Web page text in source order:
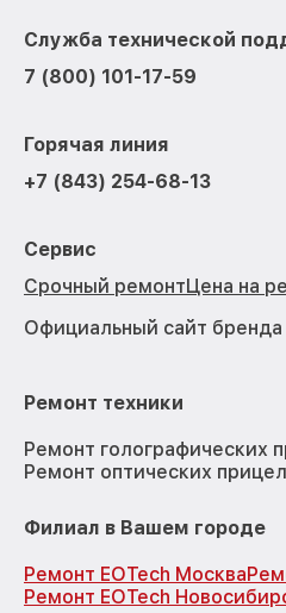
Служба технической
7 (800) 101-17-59
Горячая линия
+7 (843) 254-68-13
Сервис
Срочный ремонтЦена на
Официальный сайт бренда
Ремонт техники
Ремонт голографических
Ремонт оптических
Филиал в Вашем городе
Ремонт EOTech Москва
Ремонт EOTech